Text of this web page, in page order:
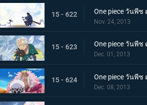
15 - 622
Nov. 24, 2013
15 - 623
Dec. 01, 2013
15 - 624
Dec. 08, 2013